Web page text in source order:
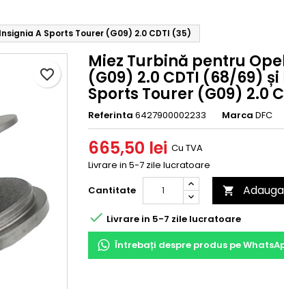
A Sports Tourer (G09) 2.0 CDTI (35)
Miez Turbină pentru
(G09) 2.0 CDTI (68/69)
Sports Tourer (G09) 2.0
Referinta 6427900002233 Marca DFC
665,50 lei Cu TVA
Livrare in 5-7 zile lucratoare
Cantitate

favorite_border
 Livrare in 5-7 zile lucratoare
Întrebați despre produs pe